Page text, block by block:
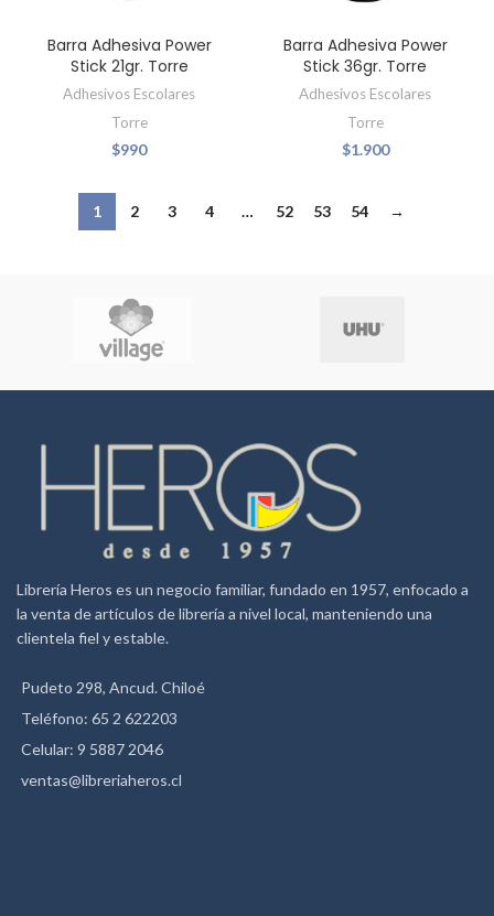
Barra Adhesiva Power
Stick 21gr. Torre
Adhesivos Escolares
Torre
$990
Barra Adhesiva Power
Stick 36gr. Torre
Adhesivos Escolares
Torre
$1.900
1 2 3 4 … 52 53 54 →
Librería Heros es un negocio familiar, fundado en 1957, enfocado a
la venta de artículos de librería a nivel local, manteniendo una
clientela fiel y estable.
Pudeto 298, Ancud. Chiloé
Teléfono: 65 2 622203
Celular: 9 5887 2046
ventas@libreriaheros.cl